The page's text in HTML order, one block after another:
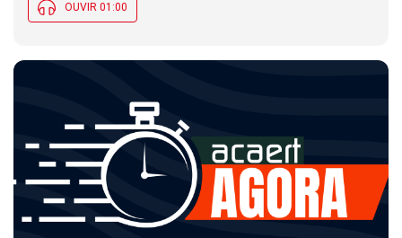
OUVIR 01:00